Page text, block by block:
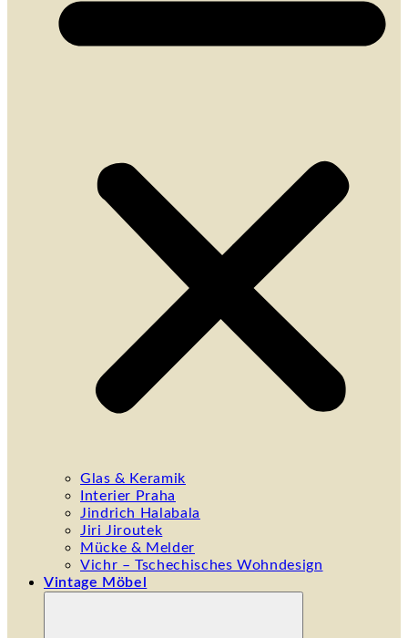
Glas & Keramik
Interier Praha
Jindrich Halabala
Jiri Jiroutek
Mücke & Melder
Vichr – Tschechisches Wohndesign
Vintage Möbel